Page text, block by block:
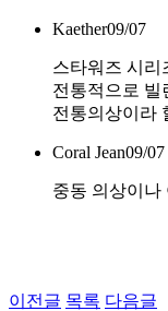
Kaether09/07
스타워즈 시리
전통적으로 빌
전통의상이라
Coral Jean09/07
중동 의상이나
이전글 목록 다음글